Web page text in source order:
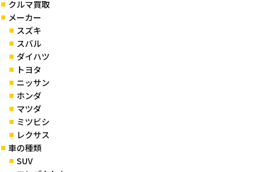
クルマ買取
メーカー
スズキ
スバル
ダイハツ
トヨタ
ニッサン
ホンダ
マツダ
ミツビシ
レクサス
車の種類
SUV